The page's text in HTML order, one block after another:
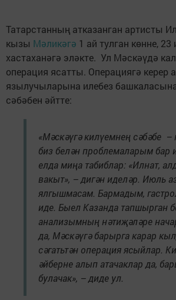
Татарстанның атказанган артисты
кызы Мәликәгә 1 ай тулган көнне,
хастаханәгә эләкте. Ул Мәскәүдә
операция ясатты. Операциягә керер
язылучыларына илебез
сәбәбен әйтте:
«Мәскәүгә килүемнең сәбәбе
биз белән проблемаларым бар
елда миңа табиблар: «Илнат,
вакыт», – дигән иделәр. Июль
ялгышмасам. Бармадым,
иде. Быел Казанда тапшырган
анализымның нәтиҗәләре
да, Мәскәүгә барырга карар
сәгатьтән операция ясыйлар.
әйберне алып атачаклар да,
булачак», – диде ул.